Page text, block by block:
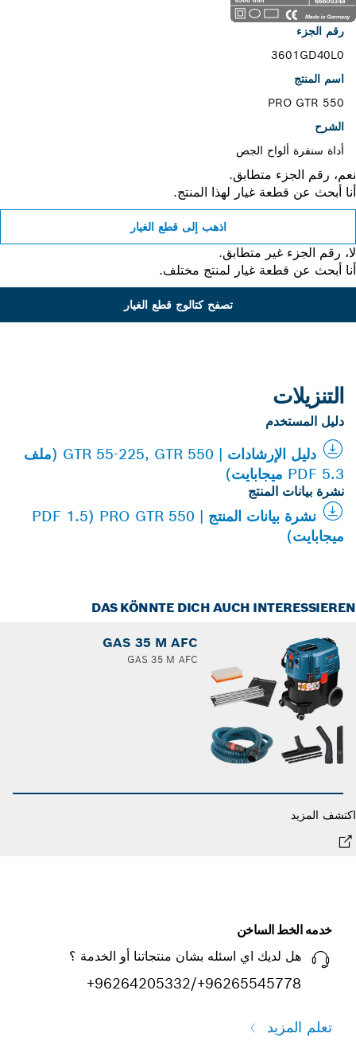
رقم الجزء
3601GD40L0
اسم المنتج
PRO GTR 550
الشرح
أداة سنفرة ألواح الجص
رقم الجزء متطابق.
أبحث عن قطعة غيار لهذا المنتج.
اذهب إلى قطع الغيار
رقم الجزء غير متطابق.
أبحث عن قطعة غيار لمنتج مختلف.
تصفح كتالوج قطع الغيار
التنزيلات
دليل المستخدم
دليل الإرشادات | GTR 55-225, GTR 550 (ملف
PDF 5.3 ميجابايت)
نشرة بيانات المنتج
نشرة بيانات المنتج | PRO GTR 550 (PDF 1.5
ميجابايت)
DAS KÖNNTE DICH AUCH
GAS 35 M AFC
GAS 35 M AFC
المزيد
خدمه الخط الساخن
هل لديك اي اسئله بشان منتجاتنا أو الخدمة ؟
+96264205332/+96265545778
تعلم المزيد